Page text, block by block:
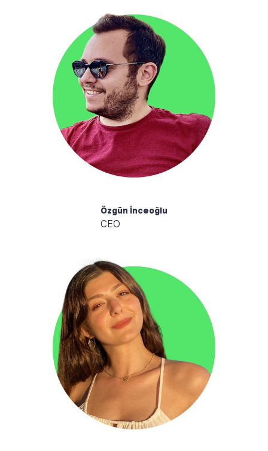
Merhaba, ben Özgün. Harika sonuçlar elde etmek
için tutkulu insanları bir araya getirmeyi seviyorum.
Misyonumuz, kurumların pozitif etki yaratmalarına
yardımcı olmak. Joey, köpeğim benim gizli süper
gücüm. Birlikte oynamayı ve doğayı keşfetmeyi
Özgün İnceoğlu
CEO
Merhaba, ben Selin. Verinin gücünü sürdürülebilirlik
alanında kullanmak ve gelecek nesillere daha iyi bir
dünya bırakmak için buradayım. Veri görselleştirme,
makine öğrenmesi ve yapay zeka ile ilgileniyorum.
Yoga, dans ve seyahat etmek de ilgi alanlarım